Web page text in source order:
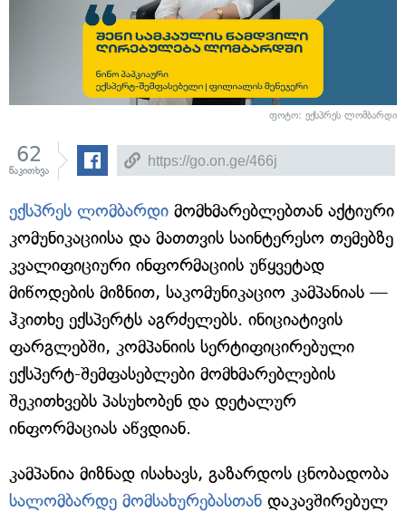
ფოტო: ექსპრეს ლომბარდი
62
წაკითხვა
ექსპრეს ლომბარდი მომხმარებლებთან აქტიური
კომუნიკაციისა და მათთვის საინტერესო თემებზე
კვალიფიციური ინფორმაციის უწყვეტად
მიწოდების მიზნით, საკომუნიკაციო კამპანიას —
ჰკითხე ექსპერტს აგრძელებს. ინიციატივის
ფარგლებში, კომპანიის სერტიფიცირებული
ექსპერტ-შემფასებლები მომხმარებლების
შეკითხვებს პასუხობენ და დეტალურ
ინფორმაციას აწვდიან.
კამპანია მიზნად ისახავს, გაზარდოს ცნობადობა
სალომბარდე მომსახურებასთან დაკავშირებულ